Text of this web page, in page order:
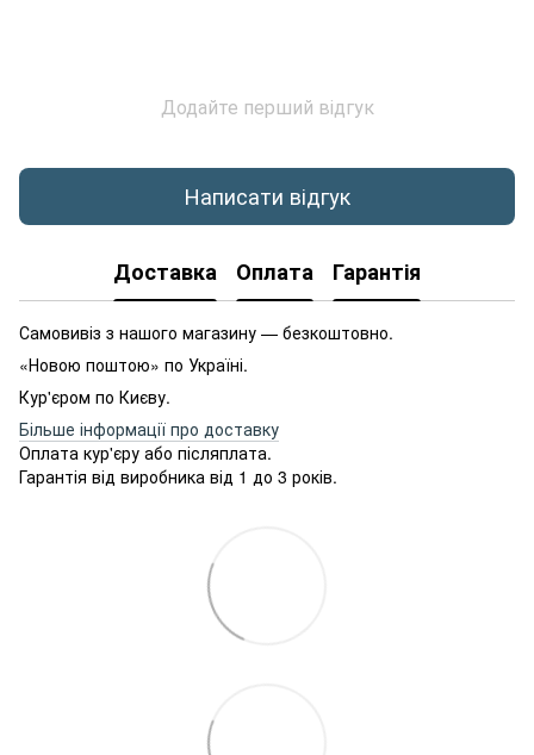
Додайте перший відгук
Написати відгук
Доставка Оплата Гарантія
Самовивіз з нашого магазину — безкоштовно.
«Новою поштою» по Україні.
Кур'єром по Києву.
Більше інформації про доставку
Оплата кур'єру або післяплата.
Гарантія від виробника від 1 до 3 років.